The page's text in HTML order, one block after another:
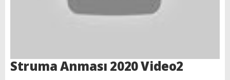
Struma Anması 2020 Video2